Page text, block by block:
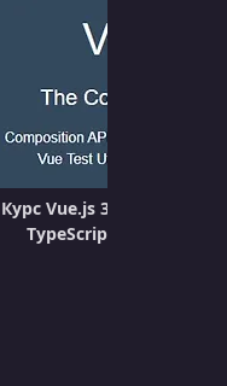
Курс Vue.js 3 -
TypeScript,